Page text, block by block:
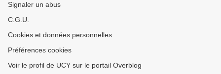
Signaler un abus
C.G.U.
Cookies et données personnelles
Préférences cookies
Voir le profil de UCY sur le portail Overblog